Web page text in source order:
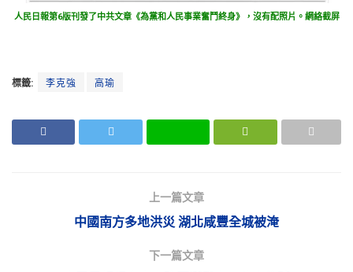
人民日報第6版刊發了中共文章《為黨和人民事業奮鬥終身》，沒有配照片。網絡截屏
標籤: 李克強 高瑜
上一篇文章
中國南方多地洪災 湖北咸豐全城被淹
下一篇文章